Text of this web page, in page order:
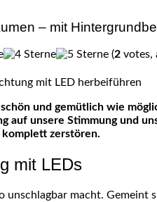
– mit
(2 votes,
auf unsere Stimmung und
zerstören.
mit LEDs
unschlagbar macht.